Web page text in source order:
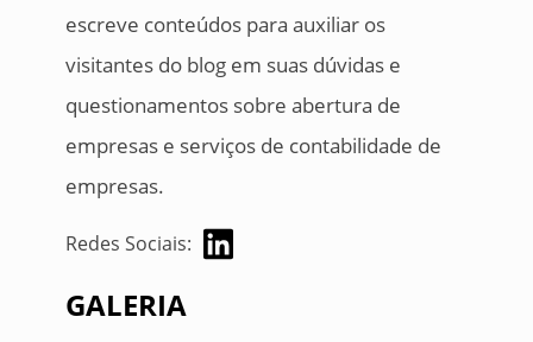
escreve conteúdos para auxiliar os
visitantes do blog em suas dúvidas e
questionamentos sobre abertura de
empresas e serviços de contabilidade de
empresas.
Redes Sociais:
GALERIA